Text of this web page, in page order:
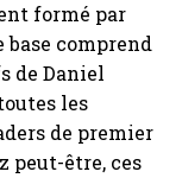
formé par
comprend
de Daniel
les
de premier
peut-être, ces